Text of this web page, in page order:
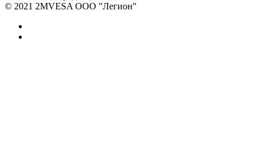
© 2021 2MVESA ООО "Легион"